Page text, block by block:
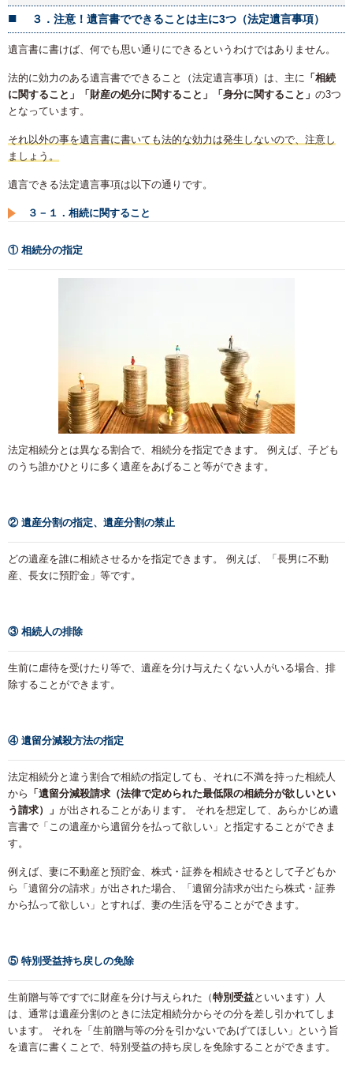
３．注意！遺言書でできることは主に3つ（法定遺言事項）
遺言書に書けば、何でも思い通りにできるというわけではありません。
法的に効力のある遺言書でできること（法定遺言事項）は、主に 「相続
に関すること」「財産の処分に関すること」「身分に関すること」 の3つ
となっています。
それ以外の事を遺言書に書いても法的な効力は発生しないので、注意し
ましょう。
遺言できる法定遺言事項は以下の通りです。
３－１．相続に関すること
① 相続分の指定
法定相続分とは異なる割合で、相続分を指定できます。 例えば、子ども
のうち誰かひとりに多く遺産をあげること等ができます。
② 遺産分割の指定、遺産分割の禁止
どの遺産を誰に相続させるかを指定できます。 例えば、「長男に不動
産、長女に預貯金」等です。
③ 相続人の排除
生前に虐待を受けたり等で、遺産を分け与えたくない人がいる場合、排
除することができます。
④ 遺留分減殺方法の指定
法定相続分と違う割合で相続の指定しても、それに不満を持った相続人
から 「遺留分減殺請求（法律で定められた最低限の相続分が欲しいとい
う請求）」 が出されることがあります。 それを想定して、あらかじめ遺
言書で「この遺産から遺留分を払って欲しい」と指定することができま
す。
例えば、妻に不動産と預貯金、株式・証券を相続させるとして子どもか
ら「遺留分の請求」が出された場合、「遺留分請求が出たら株式・証券
から払って欲しい」とすれば、妻の生活を守ることができます。
⑤ 特別受益持ち戻しの免除
生前贈与等ですでに財産を分け与えられた（特別受益といいます）人
は、通常は遺産分割のときに法定相続分からその分を差し引かれてしま
います。 それを「生前贈与等の分を引かないであげてほしい」という旨
を遺言に書くことで、特別受益の持ち戻しを免除することができます。